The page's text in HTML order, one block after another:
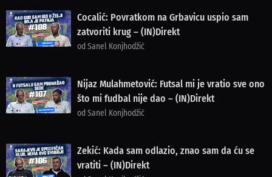
Cocalić: Povratkom na Grbavicu uspio sam
zatvoriti krug – (IN)Direkt
od Sanel Konjhodžić
Nijaz Mulahmetović: Futsal mi je vratio sve ono
što mi fudbal nije dao – (IN)Direkt
od Sanel Konjhodžić
Zekić: Kada sam odlazio, znao sam da ću se
vratiti – (IN)Direkt